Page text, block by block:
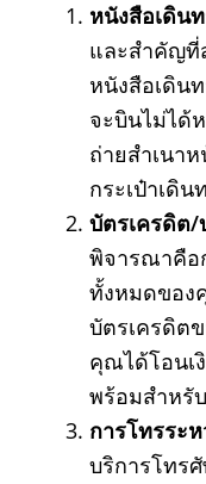
หนังสือเดิน
และสำคัญ
หนังสือเดิน
จะบินไม่ได้
ถ่ายสำเนา
กระเป๋าเดิ
บัตรเครดิต/
พิจารณาคือ
ทั้งหมดของ
บัตรเครดิต
คุณได้โอนเ
พร้อมสำหรั
การโทรระ
บริการโทร